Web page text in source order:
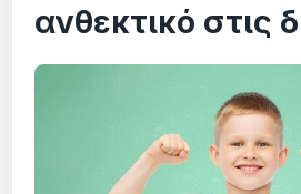
ανθεκτικό στις